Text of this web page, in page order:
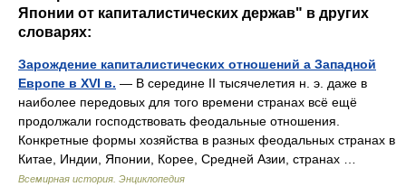
Японии от капиталистических держав" в других
словарях:
Зарождение капиталистических отношений а Западной
Европе в XVI в. — В середине II тысячелетия н. э. даже в
наиболее передовых для того времени странах всё ещё
продолжали господствовать феодальные отношения.
Конкретные формы хозяйства в разных феодальных странах в
Китае, Индии, Японии, Корее, Средней Азии, странах …
Всемирная история. Энциклопедия